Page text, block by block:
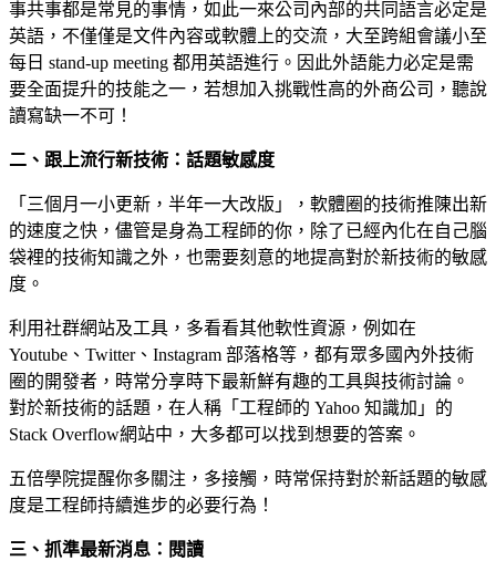
事共事都是常見的事情，如此一來公司內部的共同語言必定是
英語，不僅僅是文件內容或軟體上的交流，大至跨組會議小至
每日 stand-up meeting 都用英語進行。因此外語能力必定是需
要全面提升的技能之一，若想加入挑戰性高的外商公司，聽說
讀寫缺一不可！
二、跟上流行新技術：話題敏感度
「三個月一小更新，半年一大改版」，軟體圈的技術推陳出新
的速度之快，儘管是身為工程師的你，除了已經內化在自己腦
袋裡的技術知識之外，也需要刻意的地提高對於新技術的敏感
度。
利用社群網站及工具，多看看其他軟性資源，例如在
Youtube、Twitter、Instagram 部落格等，都有眾多國內外技術
圈的開發者，時常分享時下最新鮮有趣的工具與技術討論。
對於新技術的話題，在人稱「工程師的 Yahoo 知識加」的
Stack Overflow網站中，大多都可以找到想要的答案。
五倍學院提醒你多關注，多接觸，時常保持對於新話題的敏感
度是工程師持續進步的必要行為！
三、抓準最新消息：閱讀